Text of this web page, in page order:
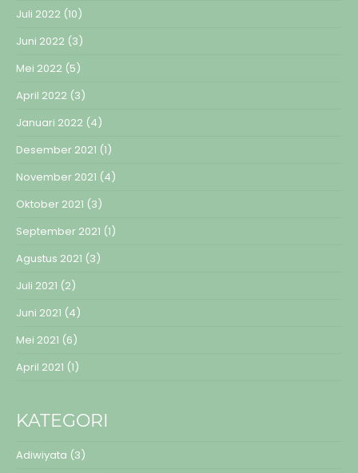
Juli 2022 (10)
Juni 2022 (3)
Mei 2022 (5)
April 2022 (3)
Januari 2022 (4)
Desember 2021 (1)
November 2021 (4)
Oktober 2021 (3)
September 2021 (1)
Agustus 2021 (3)
Juli 2021 (2)
Juni 2021 (4)
Mei 2021 (6)
April 2021 (1)
KATEGORI
Adiwiyata (3)